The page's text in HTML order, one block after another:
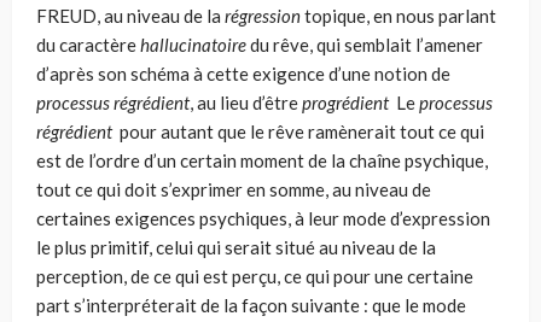
FREUD, au niveau de la régressiontopique, en nous parlant
du caractèrehallucinatoiredu rêve, qui semblait l’amener
d’après son schéma à cette exigence d’une notion de
proces­sus régrédient, au lieu d’êtreprogrédientLeprocessus
régrédient pour autant que le rêve ramènerait tout ce qui
est de l’ordre d’un certain moment de la chaîne psychique,
tout ce qui doit s’exprimer en somme, au niveau de
certaines exigences psychiques, à leur mode d’expression
le plus primitif, celui qui serait situé au niveau de la
perception, de ce qui est perçu, ce qui pour une certaine
part s’interpréterait de la façon suivante : que le mode